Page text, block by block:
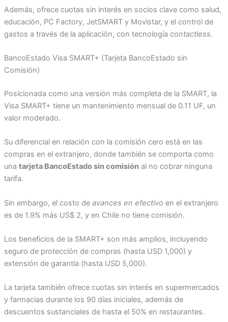
Además, ofrece cuotas sin interés en socios clave como salud,
educación, PC Factory, JetSMART y Movistar, y el control de
gastos a través de la aplicación, con tecnología contactless.
BancoEstado Visa SMART+ (Tarjeta BancoEstado sin
Comisión)
Posicionada como una versión más completa de la SMART, la
Visa SMART+ tiene un mantenimiento mensual de 0.11 UF, un
valor moderado.
Su diferencial en relación con la comisión cero está en las
compras en el extranjero, donde también se comporta como
una tarjeta BancoEstado sin comisiónal no cobrar ninguna
tarifa.
Sin embargo, el costo de avances en efectivo en el extranjero
es de 1.9% más US$ 2, y en Chile no tiene comisión.
Los beneficios de la SMART+ son más amplios, incluyendo
seguro de protección de compras (hasta USD 1,000) y
extensión de garantía (hasta USD 5,000).
La tarjeta también ofrece cuotas sin interés en supermercados
y farmacias durante los 90 días iniciales, además de
descuentos sustanciales de hasta el 50% en restaurantes.